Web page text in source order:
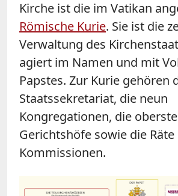
Kirche ist die im Vatikan
Römische Kurie. Sie ist die
Verwaltung des
agiert im Namen und mit
Papstes. Zur Kurie gehören
Staatssekretariat, die neun
Kongregationen, die
Gerichtshöfe sowie die Räte
Kommissionen.